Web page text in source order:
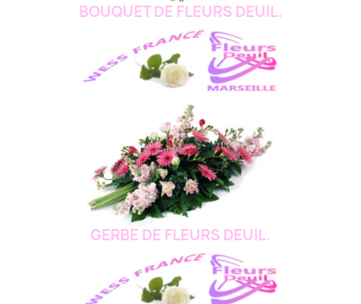
BOUQUET DE FLEURS DEUIL.
GERBE DE FLEURS DEUIL.